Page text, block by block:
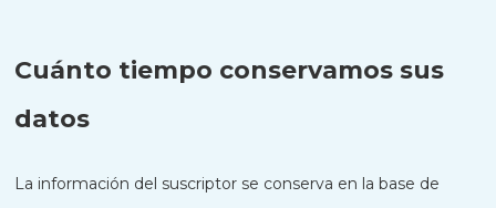
Cuánto tiempo conservamos sus
datos
La información del suscriptor se conserva en la base de